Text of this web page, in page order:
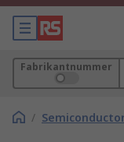
Fabrikantnummer
/